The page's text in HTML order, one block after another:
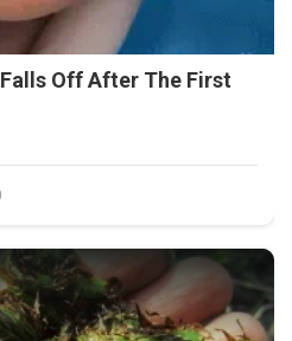
Off After The First